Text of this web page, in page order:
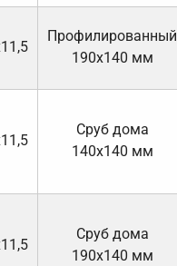
Профилированный
190х140 мм
Cруб дома
140х140 мм
Cруб дома
190х140 мм